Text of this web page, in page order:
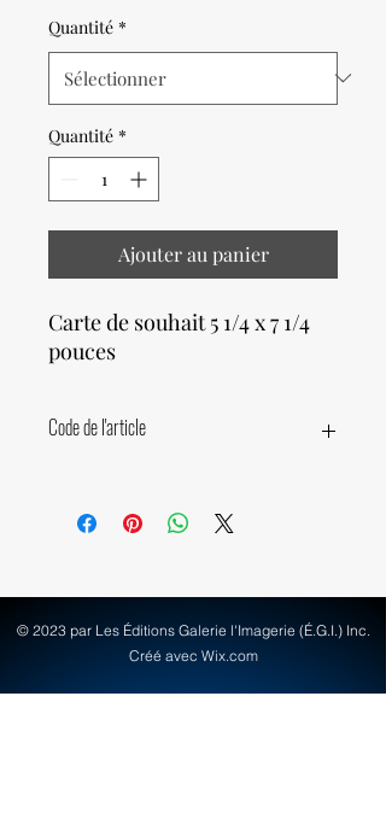
Quantité *
Quantité *
Ajouter au panier
Carte de souhait 5 1/4 x 7 1/4
pouces
Code de l'article
© 2023 par Les Éditions Galerie l'Imagerie (É.G.I.) Inc.
Créé avec Wix.com